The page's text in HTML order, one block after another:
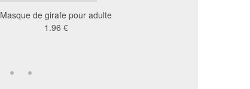
Masque de girafe pour adulte
1.96 €